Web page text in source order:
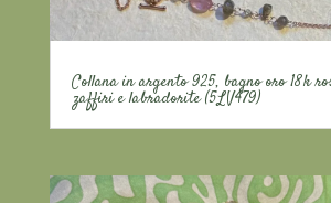
Collana in argento 925, bagno oro 18k
zaffiri e labradorite (5LV479)